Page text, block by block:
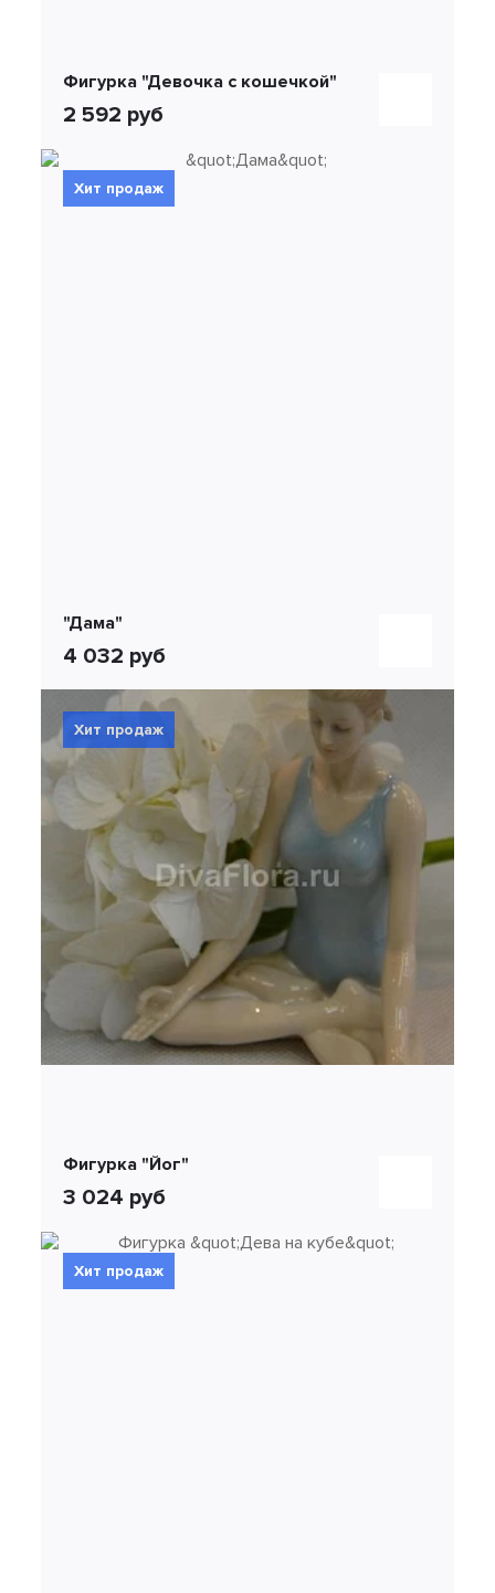
Фигурка "Девочка с кошечкой"
2 592 руб
Хит продаж
"Дама"
4 032 руб
Хит продаж
Фигурка "Йог"
3 024 руб
Хит продаж